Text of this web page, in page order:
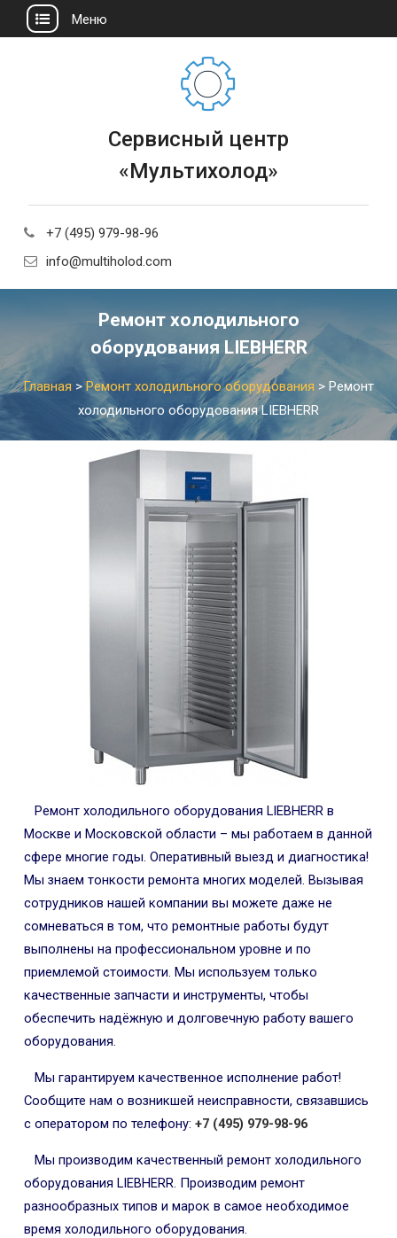
Меню
Сервисный центр
«Мультихолод»
+7 (495) 979-98-96
info@multiholod.com
Ремонт холодильного
оборудования LIEBHERR
Главная > Ремонт холодильного оборудования > Ремонт
холодильного оборудования LIEBHERR
Ремонт холодильного оборудования LIEBHERR в
Москве и Московской области – мы работаем в данной
сфере многие годы. Оперативный выезд и диагностика!
Мы знаем тонкости ремонта многих моделей. Вызывая
сотрудников нашей компании вы можете даже не
сомневаться в том, что ремонтные работы будут
выполнены на профессиональном уровне и по
приемлемой стоимости. Мы используем только
качественные запчасти и инструменты, чтобы
обеспечить надёжную и долговечную работу вашего
оборудования.
Мы гарантируем качественное исполнение работ!
Сообщите нам о возникшей неисправности, связавшись
с оператором по телефону: +7 (495) 979-98-96
Мы производим качественный ремонт холодильного
оборудования LIEBHERR. Производим ремонт
разнообразных типов и марок в самое необходимое
время холодильного оборудования.